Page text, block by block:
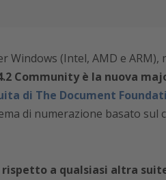
Windows (Intel, AMD e ARM),
Community è la nuova
di The Document
di numerazione basato sul
a qualsiasi altra